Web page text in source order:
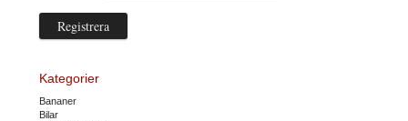
Kategorier
Bananer
Bilar